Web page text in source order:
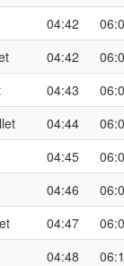
04:42
04:42
04:43
04:44
04:45
04:46
04:47
04:48